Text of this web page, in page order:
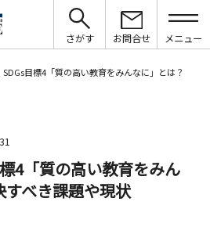
さがす お問合せ メニュー
SDGs目標4「質の高い教育をみんなに」とは？
4「質の高い教育をみん
べき課題や現状